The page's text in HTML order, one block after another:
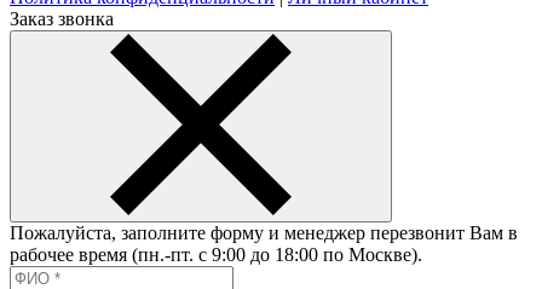
Заказ звонка
Пожалуйста, заполните форму и менеджер перезвонит Вам в
рабочее время (пн.-пт. с 9:00 до 18:00 по Москве).